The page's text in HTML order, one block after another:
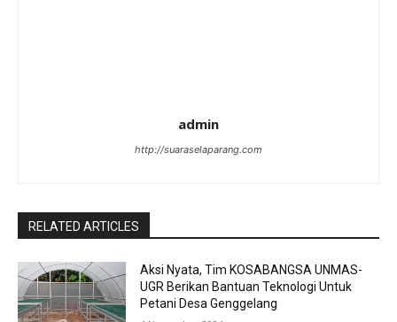
admin
http://suaraselaparang.com
RELATED ARTICLES
Aksi Nyata, Tim KOSABANGSA UNMAS-
UGR Berikan Bantuan Teknologi Untuk
Petani Desa Genggelang